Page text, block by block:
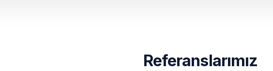
Referanslarımız